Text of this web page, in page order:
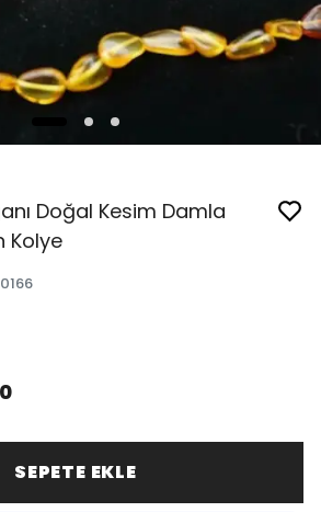
Doğal Kesim Damla
Kolye
SEPETE EKLE